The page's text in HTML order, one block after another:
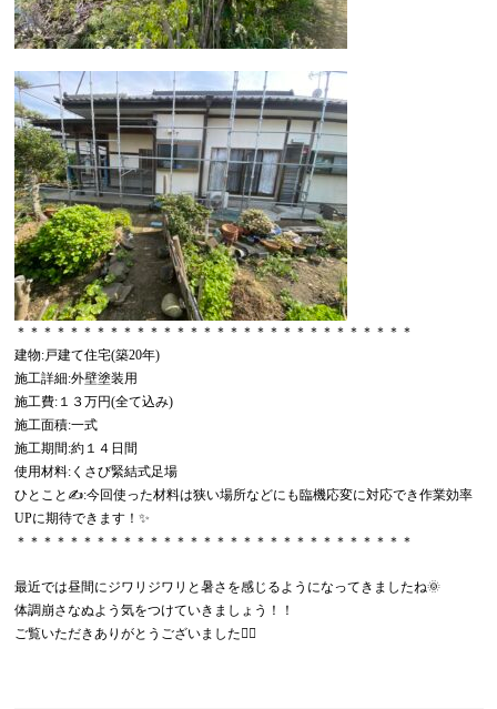
＊＊＊＊＊＊＊＊＊＊＊＊＊＊＊＊＊＊＊＊＊＊＊＊＊＊＊＊＊＊
建物:戸建て住宅(築20年)
施工詳細:外壁塗装用
施工費:１３万円(全て込み)
施工面積:一式
施工期間:約１４日間
使用材料:くさび緊結式足場
ひとこと✍:今回使った材料は狭い場所などにも臨機応変に対応でき作業効率
UPに期待できます！✨
＊＊＊＊＊＊＊＊＊＊＊＊＊＊＊＊＊＊＊＊＊＊＊＊＊＊＊＊＊＊
最近では昼間にジワリジワリと暑さを感じるようになってきましたね🌞
体調崩さなぬよう気をつけていきましょう！！
ご覧いただきありがとうございました🙇‍♂️